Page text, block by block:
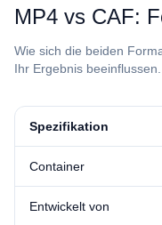
⁦MP4⁩ vs ⁦CAF⁩:
Wie sich die beiden
Ihr Ergebnis beeinflussen.
Spezifikation
Container
Entwickelt von